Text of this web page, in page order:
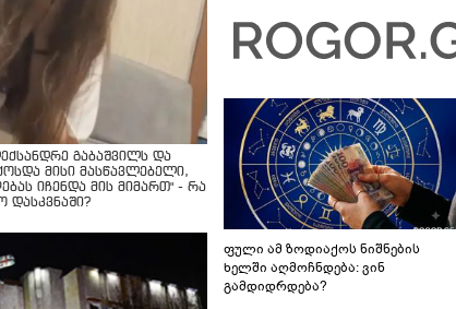
გაბაშვილს და
მისი მასწავლებელი,
იჩენდა მის მიმართ" - რა
დასკვნაში?
ველოდებით“ - ასოციაცია
ფული ამ ზოდიაქოს ნიშნების
ხელში აღმოჩნდება: ვინ
გამდიდრდება?